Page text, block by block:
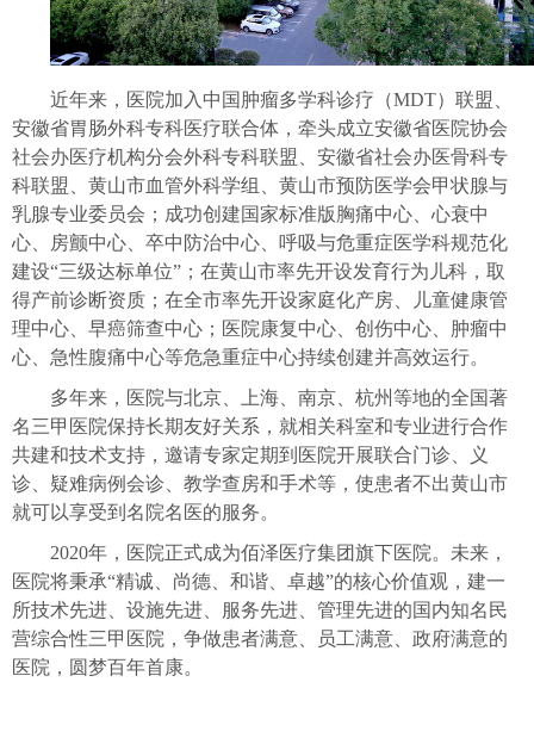
近年来，医院加入中国肿瘤多学科诊疗（MDT）联盟、
安徽省胃肠外科专科医疗联合体，牵头成立安徽省医院协会
社会办医疗机构分会外科专科联盟、安徽省社会办医骨科专
科联盟、黄山市血管外科学组、黄山市预防医学会甲状腺与
乳腺专业委员会；成功创建国家标准版胸痛中心、心衰中
心、房颤中心、卒中防治中心、呼吸与危重症医学科规范化
建设“三级达标单位”；在黄山市率先开设发育行为儿科，取
得产前诊断资质；在全市率先开设家庭化产房、儿童健康管
理中心、早癌筛查中心；医院康复中心、创伤中心、肿瘤中
心、急性腹痛中心等危急重症中心持续创建并高效运行。
多年来，医院与北京、上海、南京、杭州等地的全国著
名三甲医院保持长期友好关系，就相关科室和专业进行合作
共建和技术支持，邀请专家定期到医院开展联合门诊、义
诊、疑难病例会诊 、教学查房和手术等，使患者不出黄山市
就可以享受到名院名医的服务。
2020年，医院正式成为佰泽医疗集团旗下医院。未来，
医院将秉承“精诚、尚德、和谐、卓越”的核心价值观，建一
所技术先进、设施先进、服务先进、管理先进的国内知名民
营综合性三甲医院 ， 争做患者满意 员工满意
政府满意的
医院 ， 圆梦百年首康。